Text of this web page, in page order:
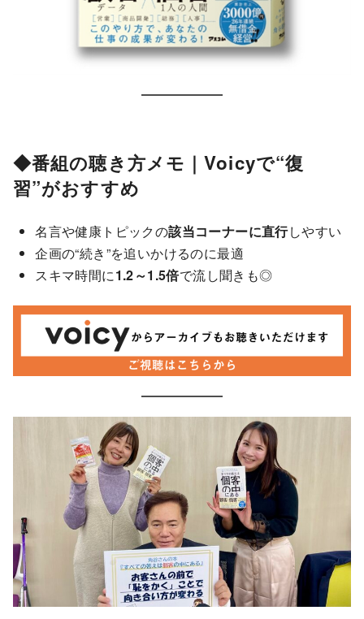
◆番組の聴き方メモ｜Voicyで“復
習”がおすすめ
名言や健康トピックの該当コーナーに直行しやすい
企画の“続き”を追いかけるのに最適
スキマ時間に1.2～1.5倍で流し聞きも◎